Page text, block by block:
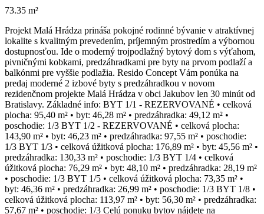
73.35 m²
Projekt Malá Hrádza prináša pokojné rodinné bývanie v atraktívnej
lokalite s kvalitným prevedením, príjemným prostredím a výbornou
dostupnosťou. Ide o moderný trojpodlažný bytový dom s výťahom,
pivničnými kobkami, predzáhradkami pre byty na prvom podlaží a
balkónmi pre vyššie podlažia. Resido Concept Vám ponúka na
predaj moderné 2 izbové byty s predzáhradkou v novom
rezidenčnom projekte Malá Hrádza v obci Jakubov len 30 minút od
Bratislavy. Základné info: BYT 1/1 - REZERVOVANÉ • celková
plocha: 95,40 m² • byt: 46,28 m² • predzáhradka: 49,12 m² •
poschodie: 1/3 BYT 1/2 - REZERVOVANÉ • celková plocha:
143,90 m² • byt: 46,23 m² • predzáhradka: 97,55 m² • poschodie:
1/3 BYT 1/3 • celková úžitková plocha: 176,89 m² • byt: 45,56 m² •
predzáhradka: 130,33 m² • poschodie: 1/3 BYT 1/4 • celková
úžitková plocha: 76,29 m² • byt: 48,10 m² • predzáhradka: 28,19 m²
• poschodie: 1/3 BYT 1/5 • celková úžitková plocha: 73,35 m² •
byt: 46,36 m² • predzáhradka: 26,99 m² • poschodie: 1/3 BYT 1/8 •
celková úžitková plocha: 113,97 m² • byt: 56,30 m² • predzáhradka:
57,67 m² • poschodie: 1/3 Celú ponuku bytov nájdete na